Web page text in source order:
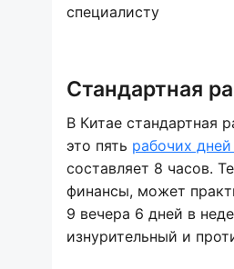
Стандартная
В Китае стандартная
это пять рабочих
составляет 8 часов.
финансы, может
9 вечера 6 дней в
изнурительный и